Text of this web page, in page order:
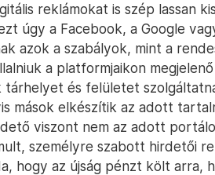
reklámokat is szép lassan
úgy a Facebook, a Google
azok a szabályok, mint a
a platformjaikon
tárhelyet és felületet
mások elkészítik az adott
viszont nem az adott
személyre szabott hirdetői
hogy az újság pénzt költ arra,